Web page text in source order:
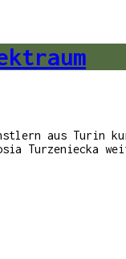
aus Turin
Turzeniecka